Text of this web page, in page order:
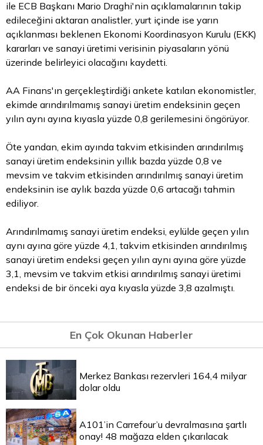
ile ECB Başkanı Mario Draghi'nin açıklamalarının takip
edileceğini aktaran analistler, yurt içinde ise yarın
açıklanması beklenen Ekonomi Koordinasyon Kurulu (EKK)
kararları ve sanayi üretimi verisinin piyasaların yönü
üzerinde belirleyici olacağını kaydetti.
AA Finans'ın gerçekleştirdiği ankete katılan ekonomistler,
ekimde arındırılmamış sanayi üretim endeksinin geçen
yılın aynı ayına kıyasla yüzde 0,8 gerilemesini öngörüyor.
Öte yandan, ekim ayında takvim etkisinden arındırılmış
sanayi üretim endeksinin yıllık bazda yüzde 0,8 ve
mevsim ve takvim etkisinden arındırılmış sanayi üretim
endeksinin ise aylık bazda yüzde 0,6 artacağı tahmin
ediliyor.
Arındırılmamış sanayi üretim endeksi, eylülde geçen yılın
aynı ayına göre yüzde 4,1, takvim etkisinden arındırılmış
sanayi üretim endeksi geçen yılın aynı ayına göre yüzde
3,1, mevsim ve takvim etkisi arındırılmış sanayi üretimi
endeksi de bir önceki aya kıyasla yüzde 3,8 azalmıştı.
En Çok Okunan Haberler
Merkez Bankası rezervleri 164,4 milyar
dolar oldu
A101’in Carrefour’u devralmasına şartlı
onay! 48 mağaza elden çıkarılacak